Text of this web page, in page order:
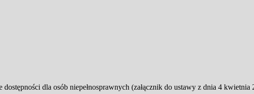
dla osób niepełnosprawnych (załącznik do ustawy z dnia 4 kwietnia